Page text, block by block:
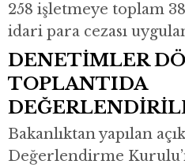
258 işletmeye toplam
idari para cezası
DENETİMLER
TOPLANTIDA
Bakanlıktan yapılan
Değerlendirme